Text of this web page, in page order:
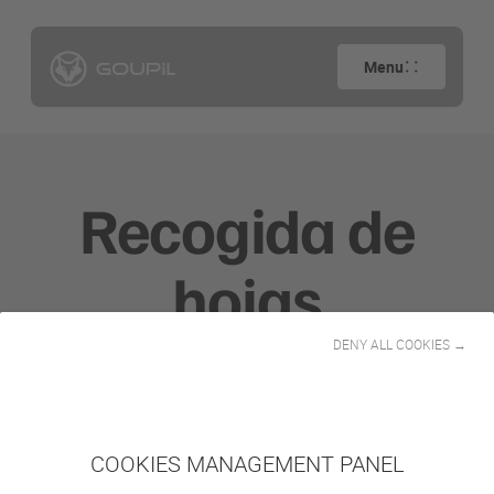
COOKIES MANAGEMENT PANEL
DENY ALL COOKIES →
Menu
Recogida de
hojas
Goupil ofrece una gran gama de accesorios